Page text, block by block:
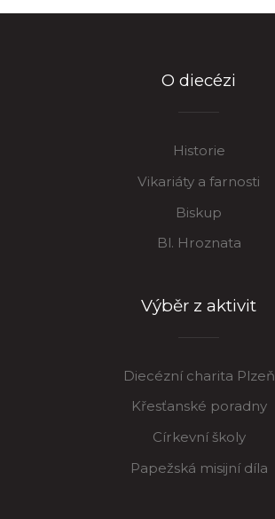
O diecézi
Historie
Vikariáty a farnosti
Biskup
Bl. Hroznata
Výběr z aktivit
Diecézní charita Plzeň
Křesťanské poradny
Církevní školy
Papežská misijní díla